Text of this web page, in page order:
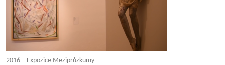
2016 – Expozice Meziprůzkumy